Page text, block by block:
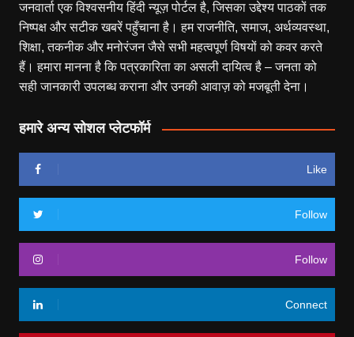
जनवार्ता एक विश्वसनीय हिंदी न्यूज़ पोर्टल है, जिसका उद्देश्य पाठकों तक
निष्पक्ष और सटीक खबरें पहुँचाना है। हम राजनीति, समाज, अर्थव्यवस्था,
शिक्षा, तकनीक और मनोरंजन जैसे सभी महत्वपूर्ण विषयों को कवर करते
हैं। हमारा मानना है कि पत्रकारिता का असली दायित्व है – जनता को
सही जानकारी उपलब्ध कराना और उनकी आवाज़ को मजबूती देना।
हमारे अन्य सोशल प्लेटफॉर्म
Like
Follow
Follow
Connect